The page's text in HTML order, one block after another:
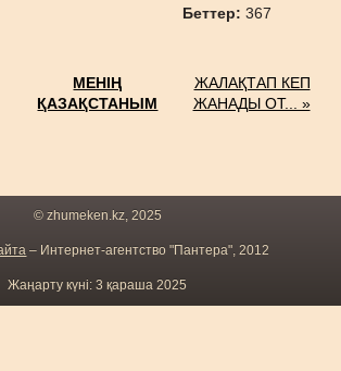
Беттер:367
МЕНІҢ
ҚАЗАҚСТАНЫМ
ЖАЛАҚТАП КЕП
ЖАНАДЫ ОТ... »
© zhumeken.kz, 2025
– Интернет-агентство "Пантера", 2012
Жаңарту күні: 3 қараша 2025